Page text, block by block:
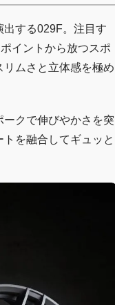
する029F。注目す
イントから放つスポ
ムさと立体感を極め
クで伸びやかさを突
を融合してギュッと